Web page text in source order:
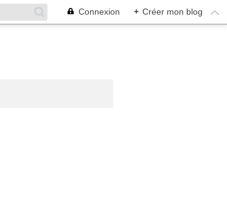
Connexion + Créer mon blog